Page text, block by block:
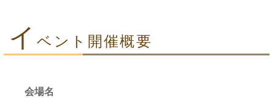
イベント開催概要
会場名